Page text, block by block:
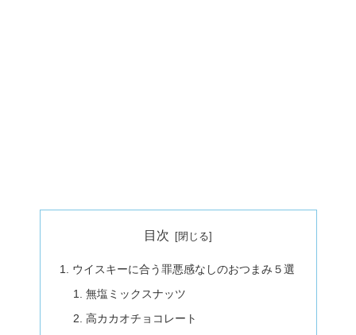
目次
ウイスキーに合う罪悪感なしのおつまみ５選
無塩ミックスナッツ
高カカオチョコレート